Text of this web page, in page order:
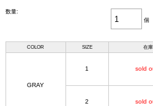
数量:
個
COLOR SIZE 在庫
GRAY
1 sold
2 sold